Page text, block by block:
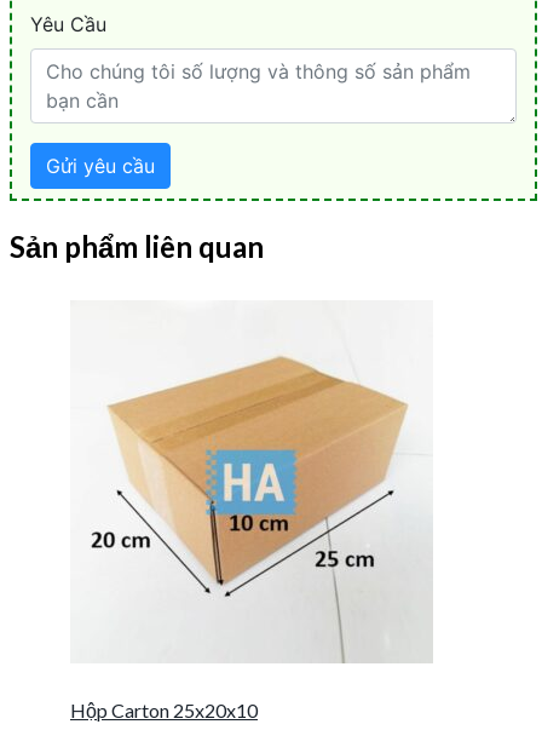
Sản phẩm liên quan
Hộp Carton 25x20x10